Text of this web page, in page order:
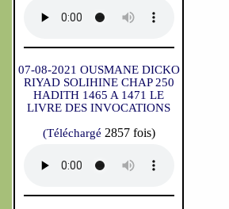
07-08-2021 OUSMANE DICKO
RIYAD SOLIHINE CHAP 250
HADITH 1465 A 1471 LE
LIVRE DES INVOCATIONS
(Téléchargé 2857 fois)